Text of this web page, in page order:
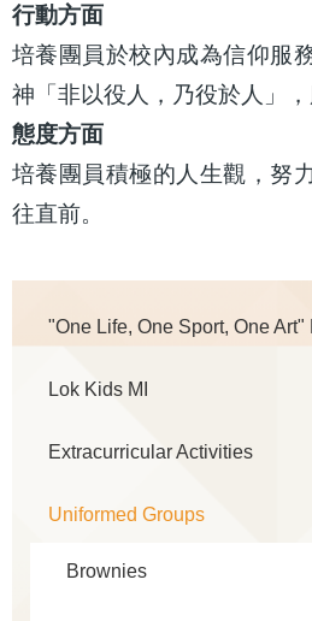
行動方面
培養團員於校內成為信仰服
神「非以役人，乃役於人」，
態度方面
培養團員積極的人生觀，努
往直前。
navigation
"One Life, One Sport, One Art"
Lok Kids MI
Extracurricular Activities
Uniformed Groups
Brownies